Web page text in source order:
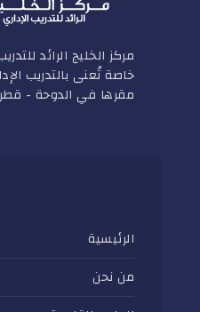
مركز الخليج الرائد
خاصة تُعنى بالتدريب
مقرها في الدوحة -
الرئيسية
من نحن